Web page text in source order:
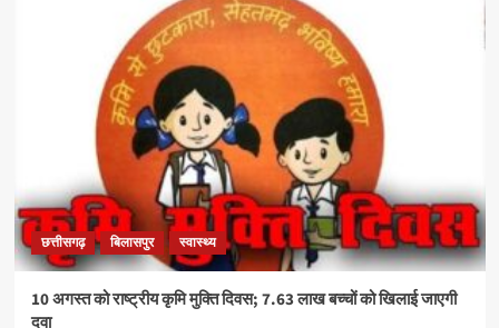
छत्तीसगढ़ बिलासपुर स्वास्थ्य
10 अगस्त को राष्ट्रीय कृमि मुक्ति दिवस; 7.63 लाख बच्चों को खिलाई जाएगी
दवा